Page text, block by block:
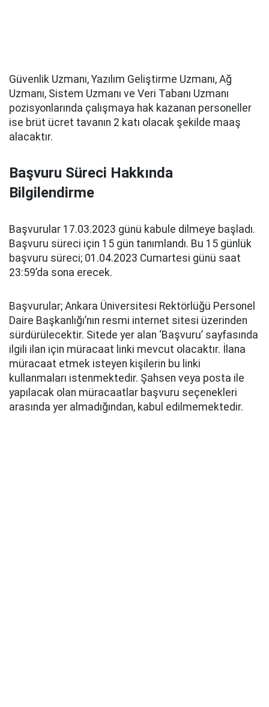
Güvenlik Uzmanı, Yazılım Geliştirme Uzmanı, Ağ
Uzmanı, Sistem Uzmanı ve Veri Tabanı Uzmanı
pozisyonlarında çalışmaya hak kazanan personeller
ise brüt ücret tavanın 2 katı olacak şekilde maaş
alacaktır.
Başvuru Süreci Hakkında
Bilgilendirme
Başvurular 17.03.2023 günü kabule dilmeye başladı.
Başvuru süreci için 15 gün tanımlandı. Bu 15 günlük
başvuru süreci; 01.04.2023 Cumartesi günü saat
23:59’da sona erecek.
Başvurular; Ankara Üniversitesi Rektörlüğü Personel
Daire Başkanlığı’nın resmi internet sitesi üzerinden
sürdürülecektir. Sitede yer alan ‘Başvuru’ sayfasında
ilgili ilan için müracaat linki mevcut olacaktır. İlana
müracaat etmek isteyen kişilerin bu linki
kullanmaları istenmektedir. Şahsen veya posta ile
yapılacak olan müracaatlar başvuru seçenekleri
arasında yer almadığından, kabul edilmemektedir.